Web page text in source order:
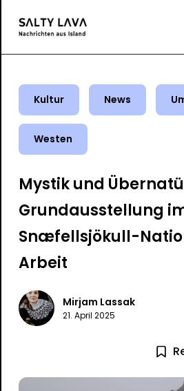
Kultur News
Westen
Mystik und
Grundausstellung
Snæfellsjökull-
Arbeit
Mirjam Lassak
21. April 2025